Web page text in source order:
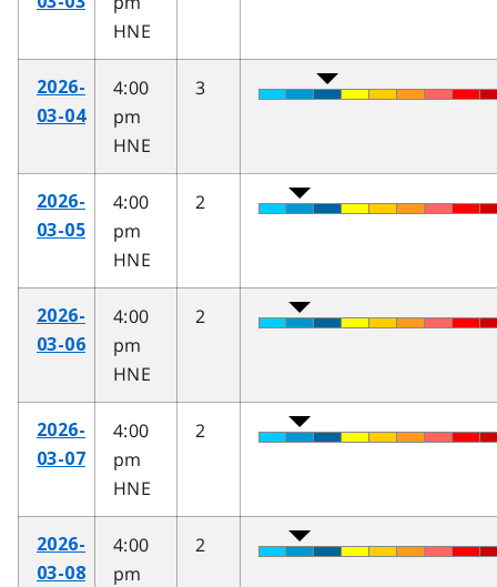
HNE
2026-
03-04
4:00
pm
HNE
3
2026-
03-05
4:00
pm
HNE
2
2026-
03-06
4:00
pm
HNE
2
2026-
03-07
4:00
pm
HNE
2
2026-
03-08
4:00
pm
2